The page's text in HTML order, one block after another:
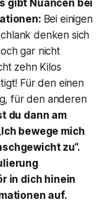
gibt Nuancen bei
Bei einigen
denken sich
gar nicht
zehn Kilos
Für den einen
für den anderen
du dann am
bewege mich
zu“.
in dich hinein
auf.